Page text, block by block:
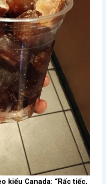
kiểu Canada: “Rấc tiếc,